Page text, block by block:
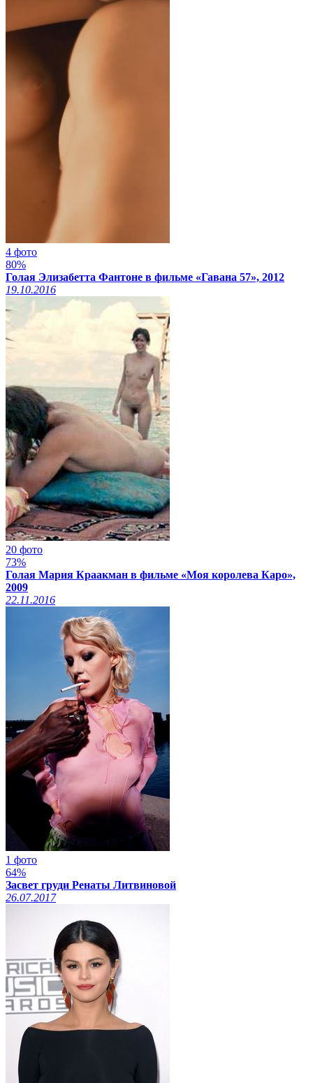
4 фото
80%
Голая Элизабетта Фантоне в фильме «Гавана 57», 2012
19.10.2016
20 фото
73%
Голая Мария Краакман в фильме «Моя королева Каро»,
2009
22.11.2016
1 фото
64%
Засвет груди Ренаты Литвиновой
26.07.2017